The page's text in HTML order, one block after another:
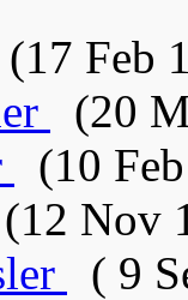
(17 Feb
(20
(10
(12 Nov
( 9